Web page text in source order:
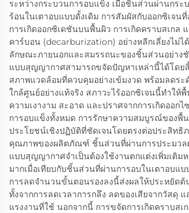
ระหว่างกระบวนการอบแข็ง เมื่อชิ้นส่วนผ่านกระ
ร้อนในเตาอบแบบดั้งเดิม การสัมผัสกับออกซิเจน
การเกิดออกซิเดชันบนพื้นผิว การเกิดคราบสเกล
คาร์บอน (decarburization) อย่างหลีกเลี่ยงไม่ไ
ลักษณะภายนอกและสมรรถนะของชิ้นส่วนอย่างชั
แบบสุญญากาศสามารถขจัดปัญหาเหล่านี้ได้โดย
สภาพแวดล้อมที่ควบคุมอย่างเข้มงวด พร้อมลดระ
ใกล้ศูนย์อย่างแท้จริง สภาวะไร้ออกซิเจนนี้ทำให้
ความเงางาม สะอาด และปราศจากการเกิดออก
การอบแข็งทั้งหมด การรักษาความสมบูรณ์ของพื้
ประโยชน์เชิงปฏิบัติที่ชัดเจนโดยตรงต่อประสิทธิ
คุณภาพของผลิตภัณฑ์ ชิ้นส่วนที่ผ่านการประมวล
แบบสุญญากาศจำเป็นต้องใช้งานตกแต่งเพิ่มเติม
มากเมื่อเทียบกับชิ้นส่วนที่ผ่านการอบในเตาอบแบ
การลดจำนวนขั้นตอนรองลงนี้ส่งผลให้ประหยัด
ทั้งจากการลดเวลาการกลึง ลดของเสียจากวัสดุ
แรงงานที่ใช้ นอกจากนี้ การขจัดการเกิดคราบสเ